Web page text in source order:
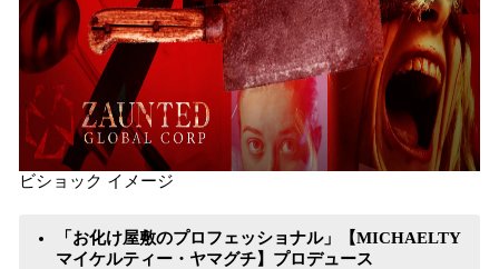
ビショック イメージ
「お化け屋敷のプロフェッショナル」【MICHAELTY
マイケルティー・ヤマグチ】プロデュース